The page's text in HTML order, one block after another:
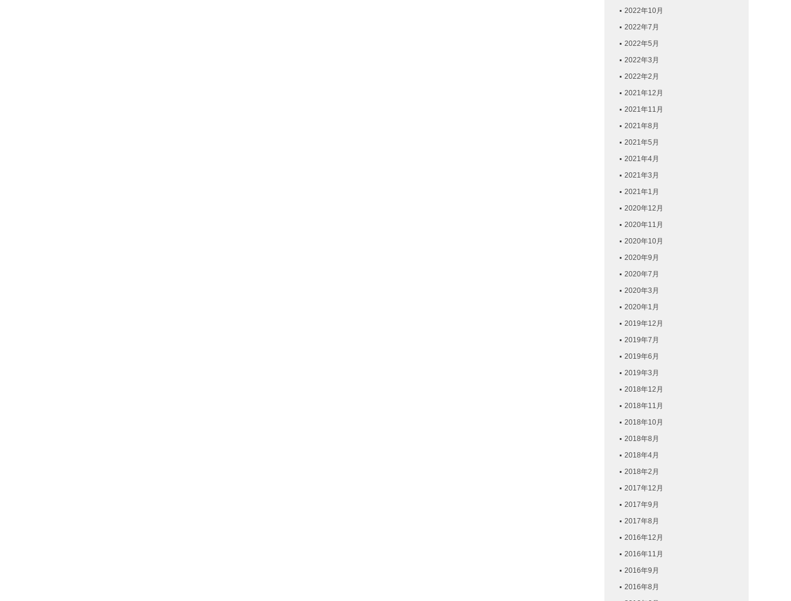
2022年10月
2022年7月
2022年5月
2022年3月
2022年2月
2021年12月
2021年11月
2021年8月
2021年5月
2021年4月
2021年3月
2021年1月
2020年12月
2020年11月
2020年10月
2020年9月
2020年7月
2020年3月
2020年1月
2019年12月
2019年7月
2019年6月
2019年3月
2018年12月
2018年11月
2018年10月
2018年8月
2018年4月
2018年2月
2017年12月
2017年9月
2017年8月
2016年12月
2016年11月
2016年9月
2016年8月